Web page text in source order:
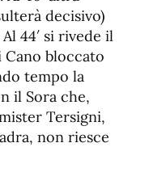
decisivo)
44′ si rivede il
bloccato
tempo la
il Sora che,
Tersigni,
non riesce